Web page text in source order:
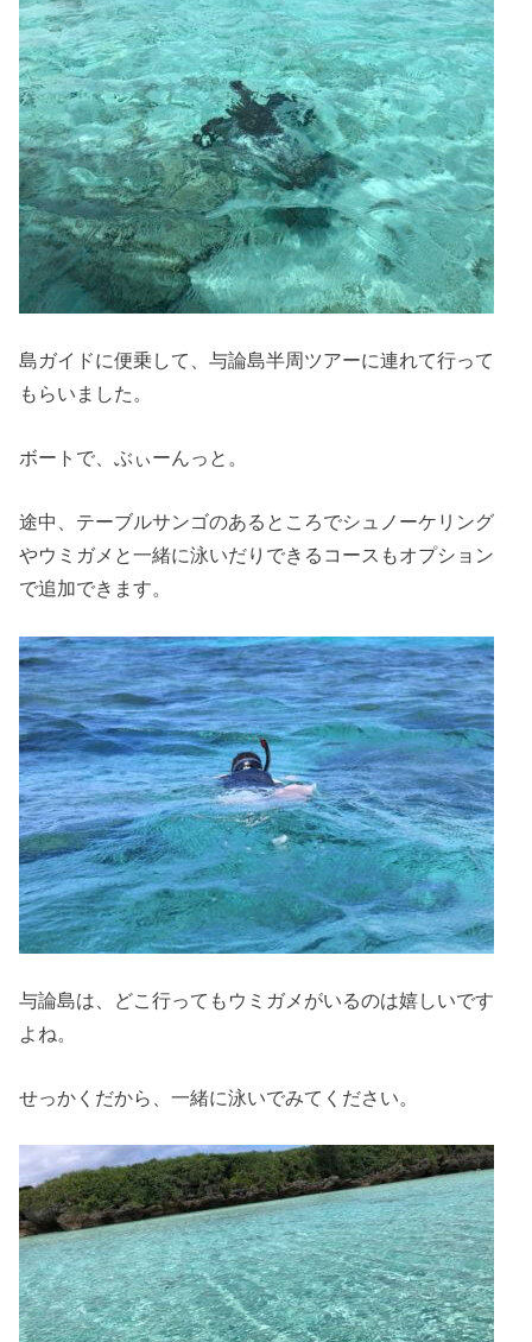
島ガイドに便乗して、与論島半周ツアーに連れて行って
もらいました。
ボートで、ぶぃーんっと。
途中、テーブルサンゴのあるところでシュノーケリング
やウミガメと一緒に泳いだりできるコースもオプション
で追加できます。
与論島は、どこ行ってもウミガメがいるのは嬉しいです
よね。
せっかくだから、一緒に泳いでみてください。